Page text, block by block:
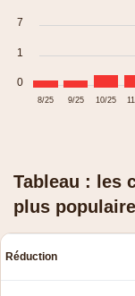
7
1
0
8/25 9/25 10/25
Tableau : les
plus
Réduction